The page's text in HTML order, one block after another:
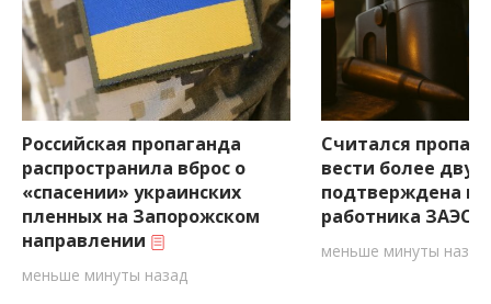
Российская пропаганда
распространила вброс о
«спасении» украинских
пленных на Запорожском
направлении
меньше минуты назад
Считался
вести более двух
подтверждена
работника ЗАЭС
меньше минуты назад